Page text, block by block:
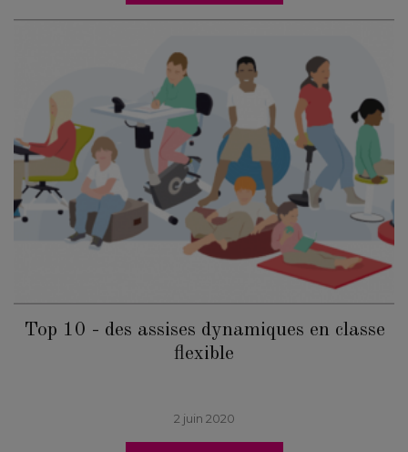
Top 10 - des assises dynamiques en classe
flexible
2 juin 2020